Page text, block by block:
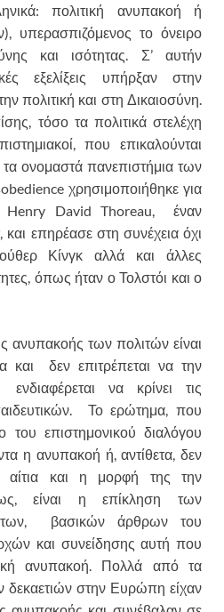
πολιτική ανυπακοή ή
υπερασπιζόμενος το όνειρο
και ισότητας. Σ’ αυτήν
εξελίξεις υπήρξαν στην
πολιτική και στη Δικαιοσύνη.
τόσο τα πολιτικά στελέχη
που επικαλούνται
ονομαστά πανεπιστήμια των
χρησιμοποιήθηκε για
Henry David Thoreau, έναν
επηρέασε στη συνέχεια όχι
Κίνγκ αλλά και άλλες
όπως ήταν ο Τολστόι και ο
ανυπακοής των πολιτών είναι
και δεν επιτρέπεται να την
να κρίνει τις
Το ερώτημα, που
του επιστημονικού διαλόγου
η ανυπακοή ή, αντίθετα, δεν
αίτια και η μορφή της την
είναι η επίκληση των
βασικών άρθρων του
και συνείδησης αυτή που
ανυπακοή. Πολλά από τα
δεκαετιών στην Ευρώπη είχαν